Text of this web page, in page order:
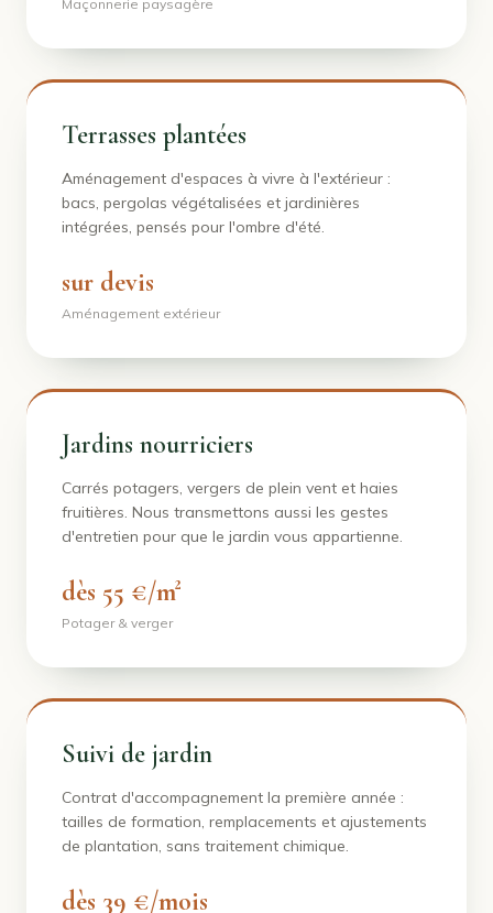
Maçonnerie paysagère
Terrasses plantées
Aménagement d'espaces à vivre à l'extérieur :
bacs, pergolas végétalisées et jardinières
intégrées, pensés pour l'ombre d'été.
sur devis
Aménagement extérieur
Jardins nourriciers
Carrés potagers, vergers de plein vent et haies
fruitières. Nous transmettons aussi les gestes
d'entretien pour que le jardin vous appartienne.
dès 55 €/m²
Potager & verger
Suivi de jardin
Contrat d'accompagnement la première année :
tailles de formation, remplacements et ajustements
de plantation, sans traitement chimique.
dès 39 €/mois